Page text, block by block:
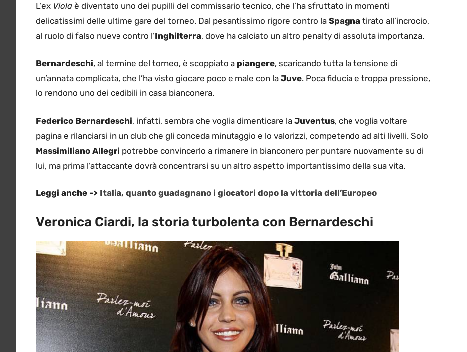
L’ex Viola è diventato uno dei pupilli del commissario tecnico, che l’ha sfruttato in momenti
delicatissimi delle ultime gare del torneo. Dal pesantissimo rigore contro la Spagna tirato all’incrocio,
al ruolo di falso nueve contro l’Inghilterra, dove ha calciato un altro penalty di assoluta importanza.
Bernardeschi, al termine del torneo, è scoppiato a piangere, scaricando tutta la tensione di
un’annata complicata, che l’ha visto giocare poco e male con la Juve. Poca fiducia e troppa pressione,
lo rendono uno dei cedibili in casa bianconera.
Federico Bernardeschi, infatti, sembra che voglia dimenticare la Juventus, che voglia voltare
pagina e rilanciarsi in un club che gli conceda minutaggio e lo valorizzi, competendo ad alti livelli. Solo
Massimiliano Allegri potrebbe convincerlo a rimanere in bianconero per puntare nuovamente su di
lui, ma prima l’attaccante dovrà concentrarsi su un altro aspetto importantissimo della sua vita.
Leggi anche -> Italia, quanto guadagnano i giocatori dopo la vittoria dell’Europeo
Veronica Ciardi, la storia turbolenta con Bernardeschi